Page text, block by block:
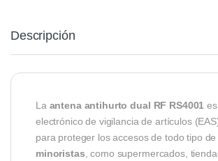
Descripción
La antena antihurto dual RF RS4001
electrónico de vigilancia de artículos
para proteger los accesos de todo tipo
minoristas, como supermercados,